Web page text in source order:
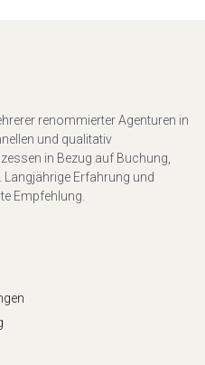
renommierter Agenturen in
und qualitativ
in Bezug auf Buchung,
Erfahrung und
Empfehlung.